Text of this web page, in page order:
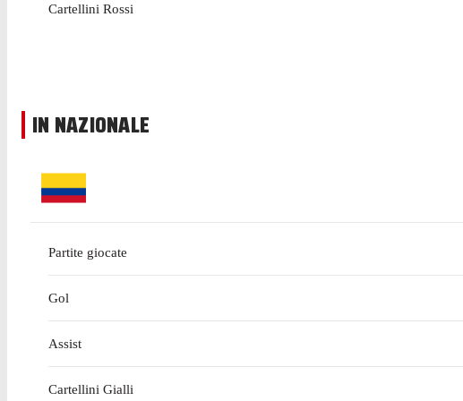
Cartellini Rossi
IN NAZIONALE
Partite giocate
Gol
Assist
Cartellini Gialli